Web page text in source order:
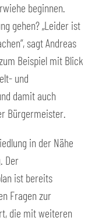
beginnen.
gehen? „Leider ist
sagt Andreas
Beispiel mit Blick
und
damit auch
Bürgermeister.
in der Nähe
Der
ist bereits
Fragen zur
die mit weiteren